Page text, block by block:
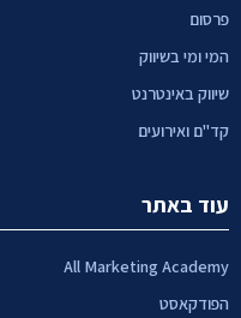
פרסום
המי ומי בשיווק
שיווק באינטרנט
קד"ם ואירועים
עוד באתר
All Marketing Academy
הפודקאסט